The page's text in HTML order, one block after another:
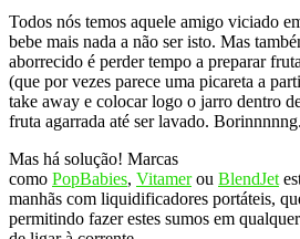
Todos nós temos aquele amigo viciado
bebe mais nada a não ser isto. Mas
aborrecido é perder tempo a preparar
(que por vezes parece uma picareta a
take away e colocar logo o jarro dentro
fruta agarrada até ser lavado. Borinnnnng.
Mas há solução! Marcas
como PopBabies, Vitamerou BlendJet
manhãs com liquidificadores portáteis,
permitindo fazer estes sumos em